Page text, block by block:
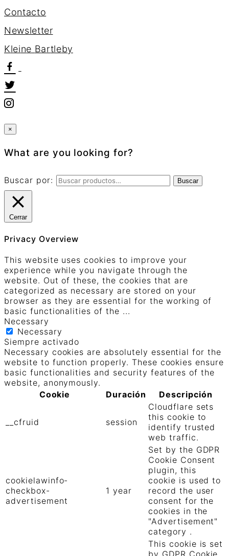
Contacto
Newsletter
Kleine Bartleby
×
What are you looking for?
Buscar por: Buscar
Cerrar
Privacy Overview
This website uses cookies to improve your
experience while you navigate through the
website. Out of these, the cookies that are
categorized as necessary are stored on your
browser as they are essential for the working of
basic functionalities of the ...
Necessary
Necessary
Siempre activado
Necessary cookies are absolutely essential for the
website to function properly. These cookies ensure
basic functionalities and security features of the
website, anonymously.
Cookie
Duración Descripción
__cfruid session
Cloudflare sets
this cookie to
identify trusted
web traffic.
cookielawinfo-
checkbox-
advertisement
1 year
Set by the GDPR
Cookie Consent
plugin, this
cookie is used to
record the user
consent for the
cookies in the
"Advertisement"
category .
This cookie is set
by GDPR Cookie